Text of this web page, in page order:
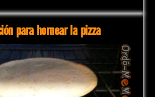
para hornear la pizza